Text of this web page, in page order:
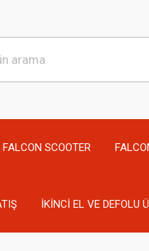
FALCON SCOOTER
İKİNCİ EL VE DEFOLU